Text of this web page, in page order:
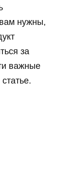
нужны,
за
важные